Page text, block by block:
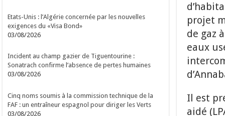
projet
de gaz
eaux
Il est
aidé
Etats-Unis : l’Algérie concernée par les nouvelles
exigences du «Visa Bond»
03/08/2026
Incident au champ gazier de Tiguentourine :
Sonatrach confirme l’absence de pertes humaines
03/08/2026
Cinq noms soumis à la commission technique de la
FAF : un entraîneur espagnol pour diriger les Verts
03/08/2026